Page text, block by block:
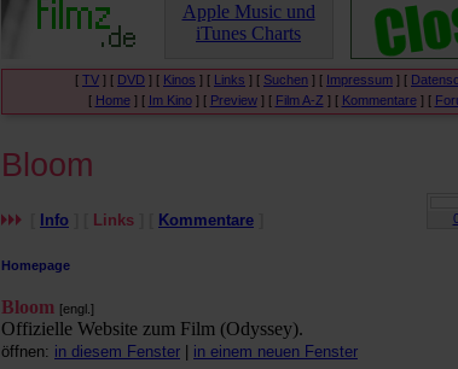
Apple Music und
iTunes Charts
[ TV ] [ DVD ] [ Kinos ] [ Links ] [ Suchen ] [ Impressum ] [
[ Home] [ Im Kino] [ Preview] [ Film A-Z ] [ Kommentare] [
Bloom
Info Links Kommentare
Homepage
Bloom [engl.]
Offizielle Website zum Film (Odyssey).
öffnen: in diesem Fenster in einem neuen Fenster